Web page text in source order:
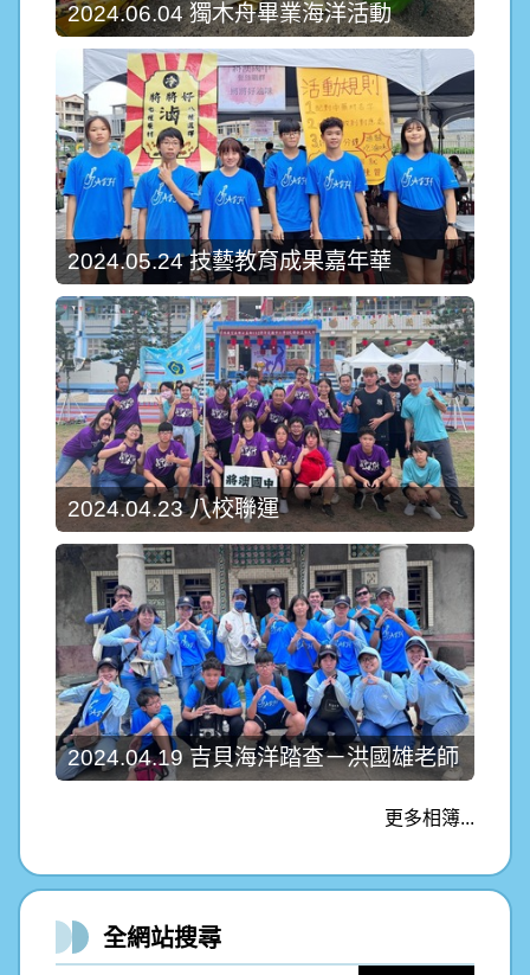
2024.06.04 獨木舟畢業海洋活動
2024.05.24 技藝教育成果嘉年華
2024.04.23 八校聯運
2024.04.19 吉貝海洋踏查－洪國雄老師
更多相簿...
全網站搜尋